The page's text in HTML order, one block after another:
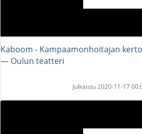
Kaboom - Kampaamonhoitajan
― Oulun teatteri
Julkaistu 2020-11-17